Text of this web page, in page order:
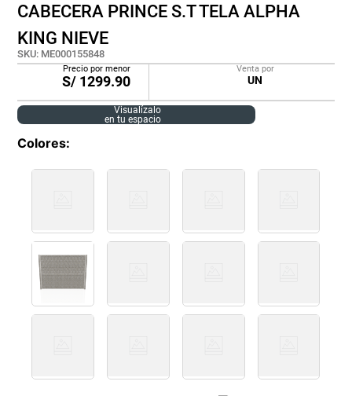
CABECERA PRINCE S.T TELA ALPHA
KING NIEVE
SKU: ME000155848
Precio por menor
S/ 1299.90
Venta por
UN
Visualízalo
en tu espacio
Colores